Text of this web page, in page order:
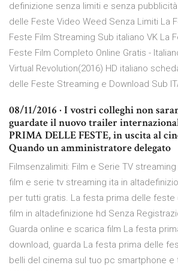
definizione senza limiti e senza
delle Feste Video Weed Senza Limiti La
Feste Film Streaming Sub italiano VK La
Feste Film Completo Online Gratis -
Virtual Revolution(2016) HD italiano
delle Feste Streaming e Download Sub
08/11/2016 · I vostri colleghi non
guardate il nuovo trailer
PRIMA DELLE FESTE, in uscita al
Quando un amministratore delegato
Filmsenzalimiti: Film e Serie TV
film e serie tv streaming ita in
per tutti gratis. La festa prima delle feste
film in altadefinizione hd Senza
Guarda online e scarica film La festa
download, guarda La festa prima delle
belli del cinema sul tuo pc smartphone e